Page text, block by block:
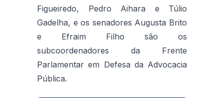
Figueiredo, Pedro Aihara e Túlio
Gadelha, e os senadores Augusta Brito
e Efraim Filho são os
subcoordenadores da Frente
Parlamentar em Defesa da Advocacia
Pública.